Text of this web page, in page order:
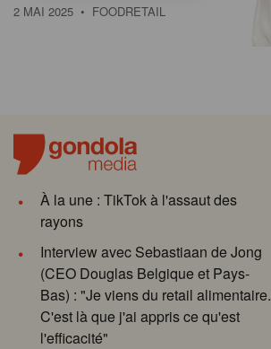
2 MAI 2025 • FOODRETAIL
À la une : TikTok à l'assaut des
rayons
Interview avec Sebastiaan de Jong
(CEO Douglas Belgique et Pays-
Bas) : "Je viens du retail alimentaire.
C'est là que j'ai appris ce qu'est
l'efficacité"